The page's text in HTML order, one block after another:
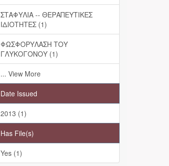
ΣΤΑΦΥΛΙΑ -- ΘΕΡΑΠΕΥΤΙΚΕΣ
ΙΔΙΟΤΗΤΕΣ (1)
ΦΩΣΦΟΡΥΛΑΣΗ ΤΟΥ
ΓΛΥΚΟΓΟΝΟΥ (1)
... View More
Date Issued
2013 (1)
Has File(s)
Yes (1)